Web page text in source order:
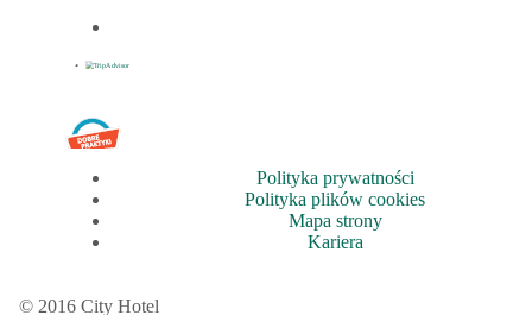
Polityka prywatności
Polityka plików cookies
Mapa strony
Kariera
© 2016 City Hotel